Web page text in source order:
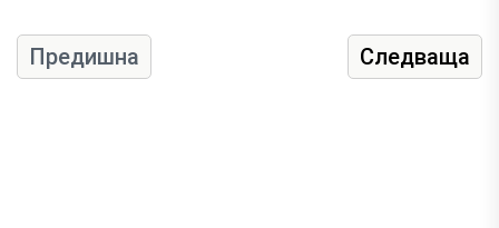
Предишна Следваща